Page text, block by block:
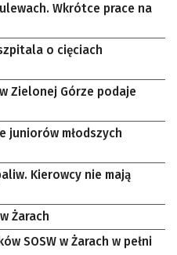
Wkrótce prace na
o cięciach
Zielonej Górze podaje
juniorów młodszych
Kierowcy nie mają
Żarach
SOSW w Żarach w pełni